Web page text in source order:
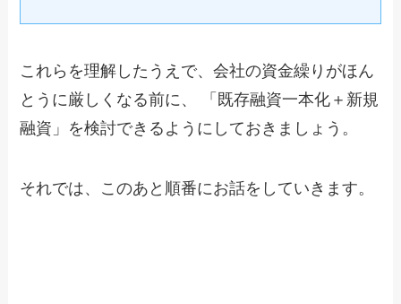
これらを理解したうえで、会社の資金繰りがほん
とうに厳しくなる前に、 「既存融資一本化＋新規
融資」を検討できるようにしておきましょう。
それでは、このあと順番にお話をしていきます。